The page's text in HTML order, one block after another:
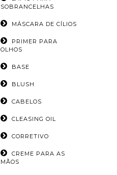
SOBRANCELHAS
MÁSCARA DE CÍLIOS
PRIMER PARA
OLHOS
BASE
BLUSH
CABELOS
CLEASING OIL
CORRETIVO
CREME PARA AS
MÃOS